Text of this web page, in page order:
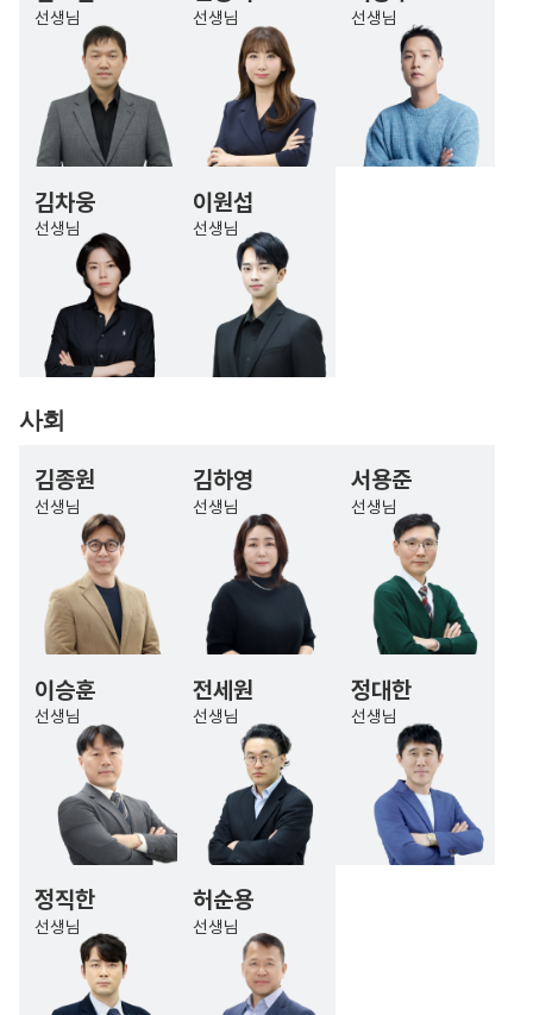
선생님 선생님 선생님
김차웅
선생님
이원섭
선생님
사회
김종원
선생님
김하영
선생님
서용준
선생님
이승훈
선생님
전세원
선생님
정대한
선생님
정직한
선생님
허순용
선생님